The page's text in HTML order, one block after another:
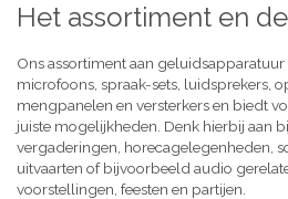
Het assortiment en
Ons assortiment aan
microfoons, spraak-sets, luidsprekers,
mengpanelen en versterkers en biedt
juiste mogelijkheden. Denk hierbij aan
vergaderingen, horecagelegenheden,
uitvaarten of bijvoorbeeld audio
voorstellingen, feesten en partijen.